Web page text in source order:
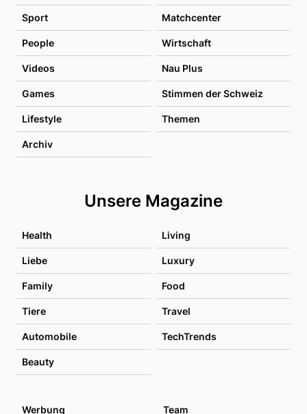
Sport Matchcenter
People Wirtschaft
Videos Nau Plus
Games Stimmen der Schweiz
Lifestyle Themen
Archiv
Unsere Magazine
Health Living
Liebe Luxury
Family Food
Tiere Travel
Automobile TechTrends
Beauty
Werbung Team